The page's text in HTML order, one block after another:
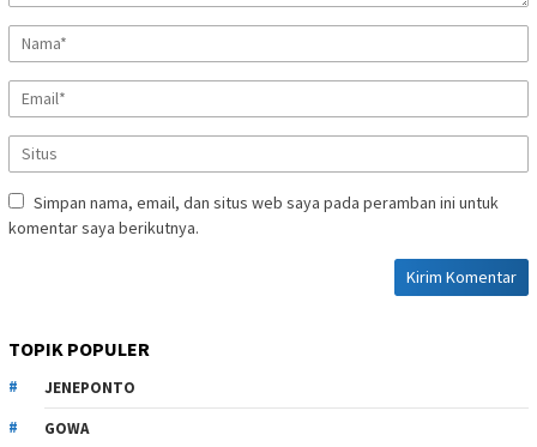
Simpan nama, email, dan situs web saya pada peramban ini untuk
komentar saya berikutnya.
TOPIK POPULER
JENEPONTO
GOWA